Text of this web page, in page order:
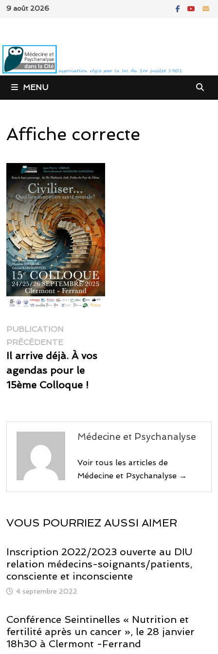
Passer
9 août 2026
MENU
Affiche correcte
Navigation
de
l’article
PUBLICATION
PRÉCÉDENTEPublication
précédente :
Il arrive déjà. À vos
agendas pour le
15ème Colloque !
Médecine et Psychanalyse
Voir tous les articles de
Médecine et Psychanalyse →
VOUS POURRIEZ AUSSI AIMER
Inscription 2022/2023 ouverte au DIU
relation médecins-soignants/patients,
consciente et inconsciente
4 septembre 2022
Conférence Seintinelles « Nutrition et
fertilité après un cancer », le 28 janvier
18h30 à Clermont -Ferrand